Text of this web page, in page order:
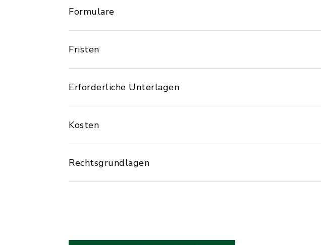
Formulare
Fristen
Erforderliche Unterlagen
Kosten
Rechtsgrundlagen